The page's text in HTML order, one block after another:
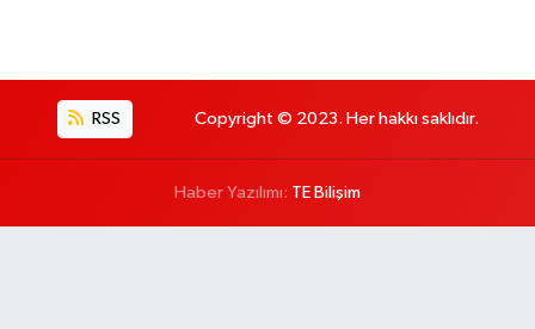
RSS Copyright © 2023. Her hakkı saklıdır.
Haber Yazılımı: TE Bilişim